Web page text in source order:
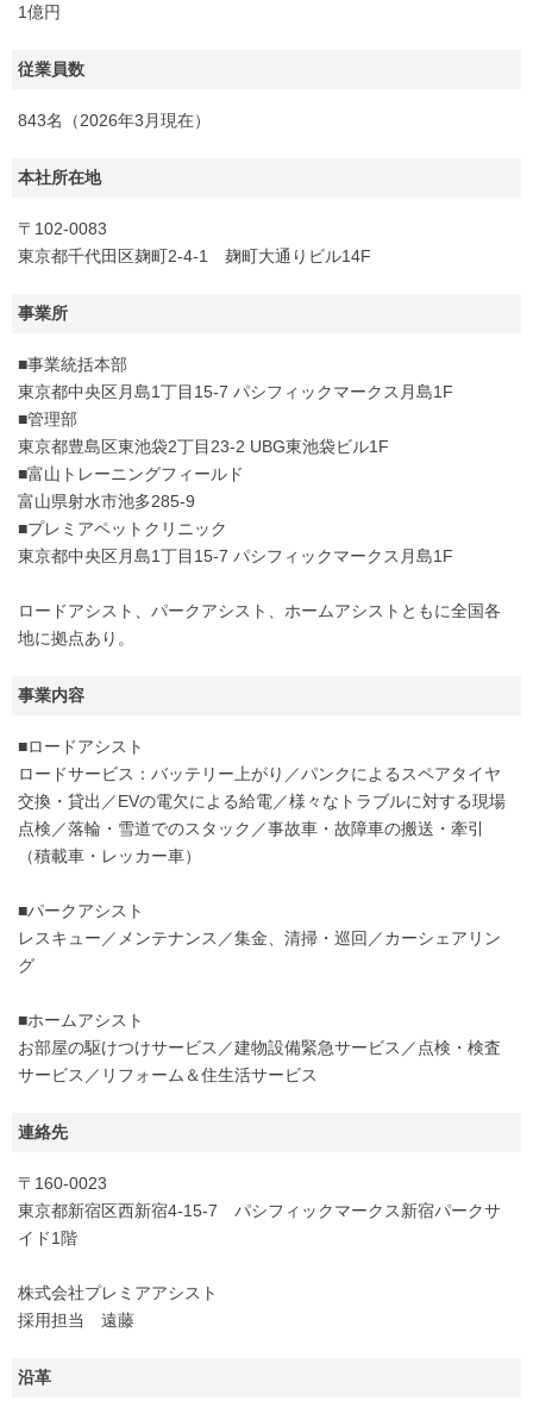
1億円
従業員数
843名（2026年3月現在）
本社所在地
〒102-0083
東京都千代田区麹町2-4-1 麹町大通りビル14F
事業所
■事業統括本部
東京都中央区月島1丁目15-7 パシフィックマークス月島1F
■管理部
東京都豊島区東池袋2丁目23-2 UBG東池袋ビル1F
■富山トレーニングフィールド
富山県射水市池多285-9
■プレミアペットクリニック
東京都中央区月島1丁目15-7 パシフィックマークス月島1F
ロードアシスト、パークアシスト、ホームアシストともに全国各
地に拠点あり。
事業内容
■ロードアシスト
ロードサービス：バッテリー上がり／パンクによるスペアタイヤ
交換・貸出／EVの電欠による給電／様々なトラブルに対する現場
点検／落輪・雪道でのスタック／事故車・故障車の搬送・牽引
（積載車・レッカー車）
■パークアシスト
レスキュー／メンテナンス／集金、清掃・巡回／カーシェアリン
グ
■ホームアシスト
お部屋の駆けつけサービス／建物設備緊急サービス／点検・検査
サービス／リフォーム＆住生活サービス
連絡先
〒160-0023
東京都新宿区西新宿4-15-7 パシフィックマークス新宿パークサ
イド1階
株式会社プレミアアシスト
採用担当 遠藤
沿革